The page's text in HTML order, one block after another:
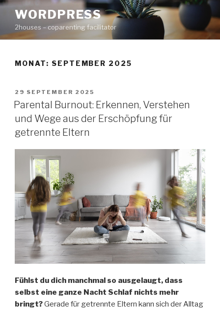
Zum
Inhalt
springen
WORDPRESS
2houses – coparenting facilitator
MONAT: SEPTEMBER 2025
VERÖFFENTLICHT
AM
29 SEPTEMBER 2025
Parental Burnout: Erkennen, Verstehen
und Wege aus der Erschöpfung für
getrennte Eltern
Fühlst du dich manchmal so ausgelaugt, dass
selbst eine ganze Nacht Schlaf nichts mehr
bringt?Gerade für getrennte Eltern kann sich der Alltag